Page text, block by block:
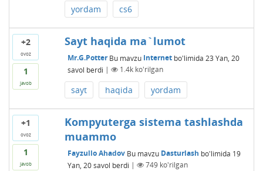
yordam
cs6
+2
ovoz
1
javob
Sayt haqida ma`lumot
Mr.G.Potter Bu mavzu Internetbo'limida 23 Yan, 20
savol berdi | 1.4kko'rilgan
sayt haqida yordam
+1
ovoz
1
javob
Kompyuterga sistema tashlashda
muammo
Fayzullo Ahadov Bu mavzu Dasturlash bo'limida 19
Yan, 20 savol berdi | 749ko'rilgan